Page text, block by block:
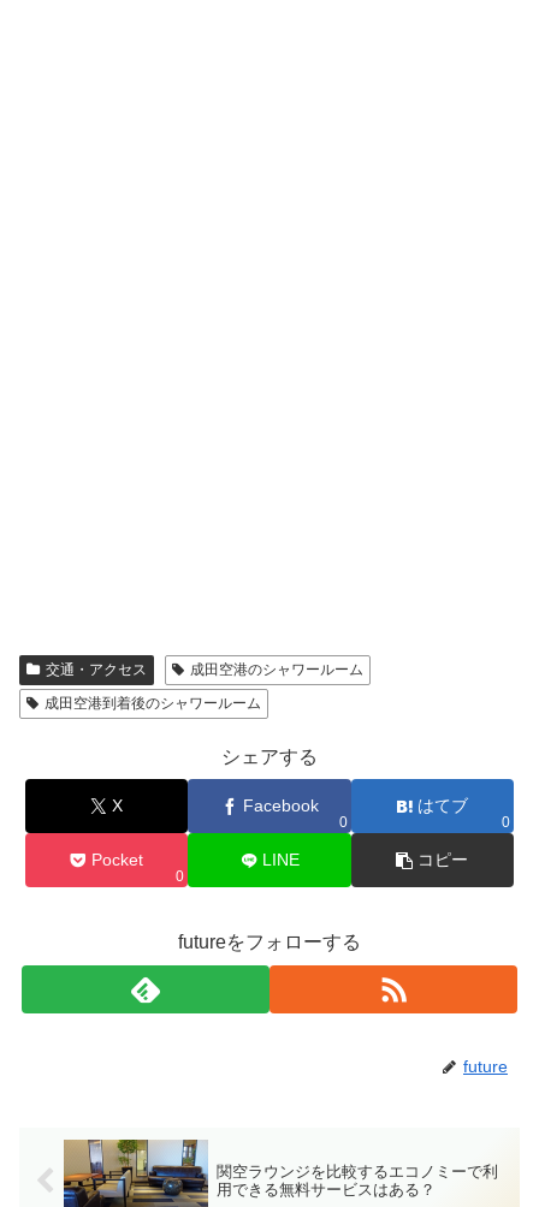
交通・アクセス
成田空港のシャワールーム
成田空港到着後のシャワールーム
シェアする
X Facebook
0
はてブ
0
Pocket
0
LINE コピー
futureをフォローする
future
関空ラウンジを比較するエコノミーで利
用できる無料サービスはある？